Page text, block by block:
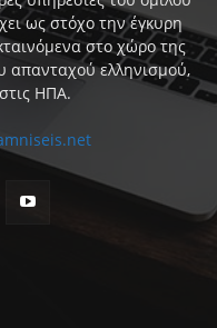
ως στόχο την έγκυρη
στο χώρο της
απανταχού ελληνισμού,
ΗΠΑ.